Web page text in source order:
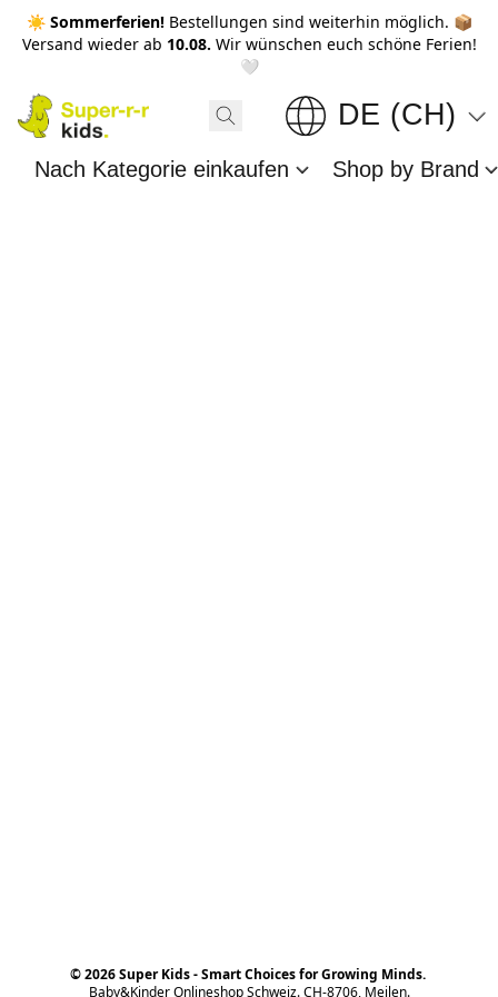
☀️ Sommerferien! Bestellungen sind weiterhin möglich. 📦
Versand wieder ab 10.08. Wir wünschen euch schöne Ferien!
🤍
DE (CH)
Nach Kategorie einkaufen Shop by Brand
© 2026 Super Kids - Smart Choices for Growing Minds.
Baby&Kinder Onlineshop Schweiz. CH-8706, Meilen.